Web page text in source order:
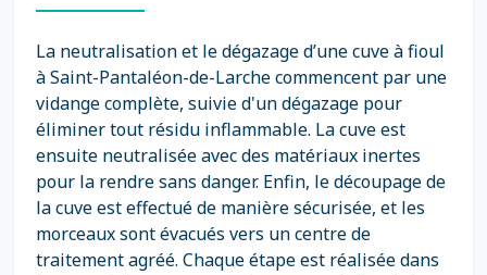
La neutralisation et le dégazage d’une cuve à fioul
à Saint-Pantaléon-de-Larche commencent par une
vidange complète, suivie d'un dégazage pour
éliminer tout résidu inflammable. La cuve est
ensuite neutralisée avec des matériaux inertes
pour la rendre sans danger. Enfin, le découpage de
la cuve est effectué de manière sécurisée, et les
morceaux sont évacués vers un centre de
traitement agréé. Chaque étape est réalisée dans